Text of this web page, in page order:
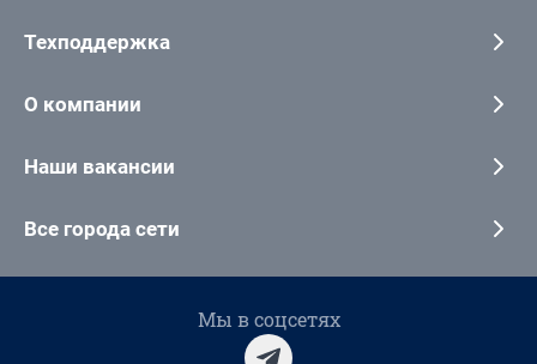
Техподдержка
О компании
Наши вакансии
Все города сети
Мы в соцсетях